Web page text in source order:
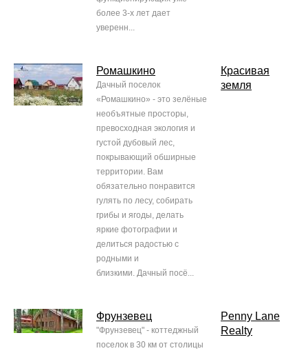
более 3-х лет дает
уверенн...
Ромашкино
Дачный поселок
«Ромашкино» - это зелёные
необъятные просторы,
превосходная экология и
густой дубовый лес,
покрывающий обширные
территории. Вам
обязательно понравится
гулять по лесу, собирать
грибы и ягоды, делать
яркие фотографии и
делиться радостью с
родными и
близкими. Дачный посё...
Красивая
земля
Фрунзевец
"Фрунзевец" - коттеджный
поселок в 30 км от столицы
Penny Lane
Realty